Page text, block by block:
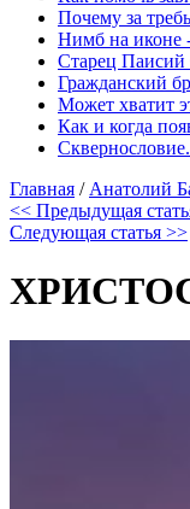
Почему за
Нимб на иконе
Старец
Гражданский
Может хватит
Как и когда
Главная / Анатолий
<< Предыдущая
Следующая статья >>